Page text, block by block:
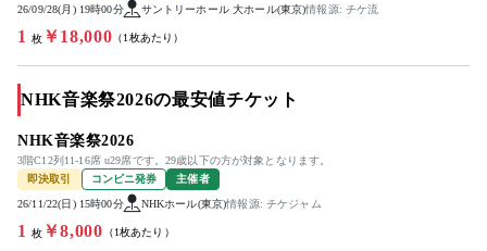
26/09/28(月) 19時00分 サントリーホール 大ホール(東京)情報源: チケ流
1 枚￥18,000 （1枚あたり）
NHK音楽祭2026の最安値チケット
NHK音楽祭2026
3階C12列11-16席 u29席です。29歳以下の方が対象となります。
即決取引
コンビニ発券 主催者
26/11/22(日) 15時00分 NHKホール(東京)情報源: チケジャム
1 枚￥8,000 （1枚あたり）